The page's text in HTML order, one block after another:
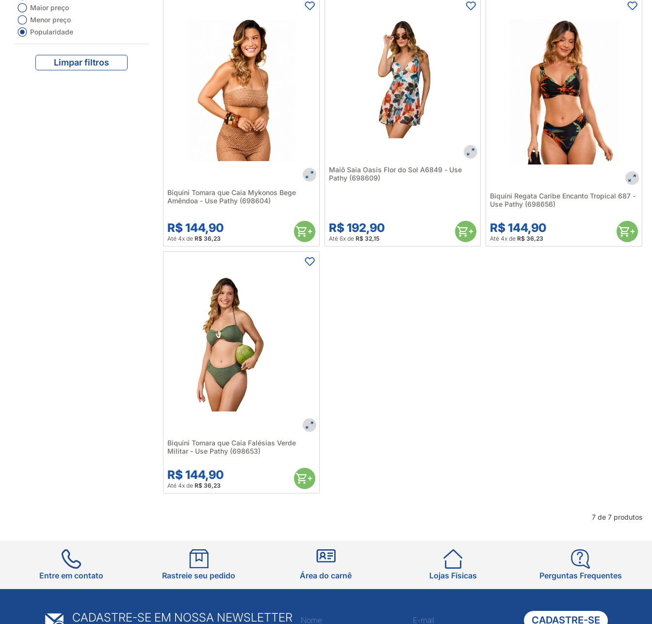
Maior preço
Menor preço
Popularidade
Limpar filtros
Biquíni Tomara que Caia Mykonos Bege
Amêndoa - Use Pathy (698604)
R$ 144,90
Até 4x deR$ 36,23
Maiô Saia Oasis Flor do Sol A6849 - Use
Pathy (698609)
R$ 192,90
Até 6x de R$ 32,15
Biquíni Regata Caribe Encanto Tropical 687 -
Use Pathy (698656)
R$ 144,90
Até 4x deR$ 36,23
Biquíni Tomara que Caia Falésias Verde
Militar - Use Pathy (698653)
R$ 144,90
Até 4x deR$ 36,23
7 de 7 produtos
Entre em contato Rastreie seu pedido Área do carnê Lojas Físicas Perguntas Frequentes
CADASTRE-SE EM NOSSA NEWSLETTER CADASTRE-SE